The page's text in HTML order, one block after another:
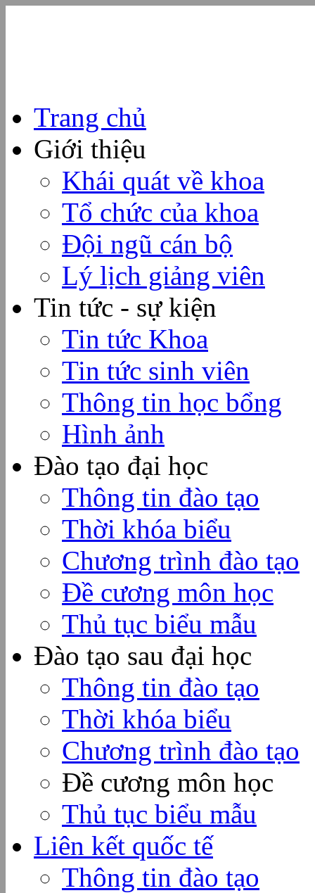
Trang chủ
Giới thiệu
Khái quát về khoa
Tổ chức của khoa
Đội ngũ cán bộ
Lý lịch giảng viên
Tin tức - sự kiện
Tin tức Khoa
Tin tức sinh viên
Thông tin học bổng
Hình ảnh
Đào tạo đại học
Thông tin đào tạo
Thời khóa biểu
Chương trình đào tạo
Đề cương môn học
Thủ tục biểu mẫu
Đào tạo sau đại học
Thông tin đào tạo
Thời khóa biểu
Chương trình đào tạo
Đề cương môn học
Thủ tục biểu mẫu
Liên kết quốc tế
Thông tin đào tạo